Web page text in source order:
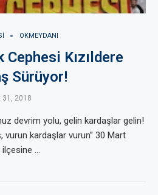
OKMEYDANI
Cephesi Kızıldere
Sürüyor!
31, 2018
devrim yolu, gelin kardaşlar gelin!
kardaşlar vurun” 30 Mart
ilçesine …